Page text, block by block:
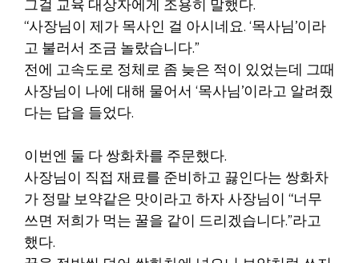
그걸 교육 대상자에게 조용히 말했다.
“사장님이 제가 목사인 걸 아시네요. ‘목사님’이라
고 불러서 조금 놀랐습니다.”
전에 고속도로 정체로 좀 늦은 적이 있었는데 그때
사장님이 나에 대해 물어서 ‘목사님’이라고 알려줬
다는 답을 들었다.
이번엔 둘 다 쌍화차를 주문했다.
사장님이 직접 재료를 준비하고 끓인다는 쌍화차
가 정말 보약같은 맛이라고 하자 사장님이 “너무
쓰면 저희가 먹는 꿀을 같이 드리겠습니다.”라고
했다.